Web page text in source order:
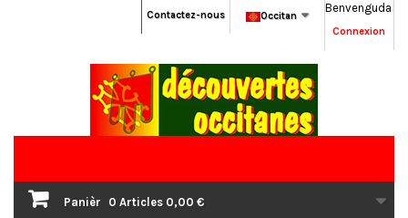
Benvenguda
Connexion
Occitan
Contactez-nous
Panièr 0 Articles 0,00 €